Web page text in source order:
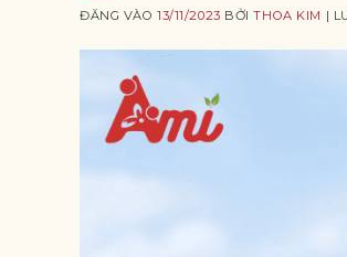
ĐĂNG VÀO13/11/2023 BỞITHOA KIM |